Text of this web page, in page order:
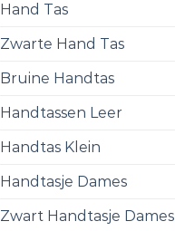
Hand Tas
Zwarte Hand Tas
Bruine Handtas
Handtassen Leer
Handtas Klein
Handtasje Dames
Zwart Handtasje Dames